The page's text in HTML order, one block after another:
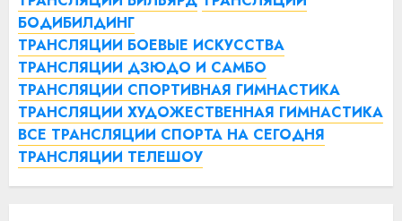
БОДИБИЛДИНГ
ТРАНСЛЯЦИИ БОЕВЫЕ ИСКУССТВА
ТРАНСЛЯЦИИ ДЗЮДО И САМБО
ТРАНСЛЯЦИИ СПОРТИВНАЯ ГИМНАСТИКА
ТРАНСЛЯЦИИ ХУДОЖЕСТВЕННАЯ ГИМНАСТИКА
ВСЕ ТРАНСЛЯЦИИ СПОРТА НА СЕГОДНЯ
ТРАНСЛЯЦИИ ТЕЛЕШОУ